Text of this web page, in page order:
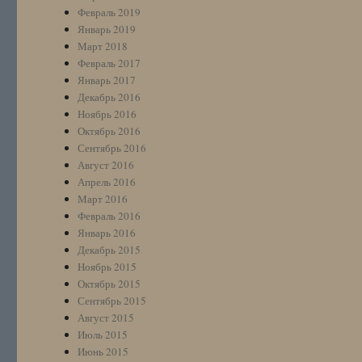
Февраль 2019
Январь 2019
Март 2018
Февраль 2017
Январь 2017
Декабрь 2016
Ноябрь 2016
Октябрь 2016
Сентябрь 2016
Август 2016
Апрель 2016
Март 2016
Февраль 2016
Январь 2016
Декабрь 2015
Ноябрь 2015
Октябрь 2015
Сентябрь 2015
Август 2015
Июль 2015
Июнь 2015